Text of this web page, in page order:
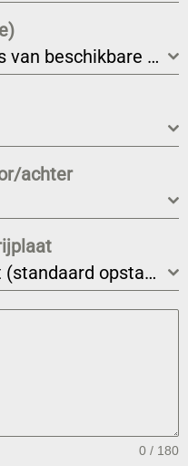
Afmeting bepalen op basis van beschikbare ruimte
achter
Geen zijwaartse oprijplaat (standaard opstaande rand 70 mm)
0 / 180